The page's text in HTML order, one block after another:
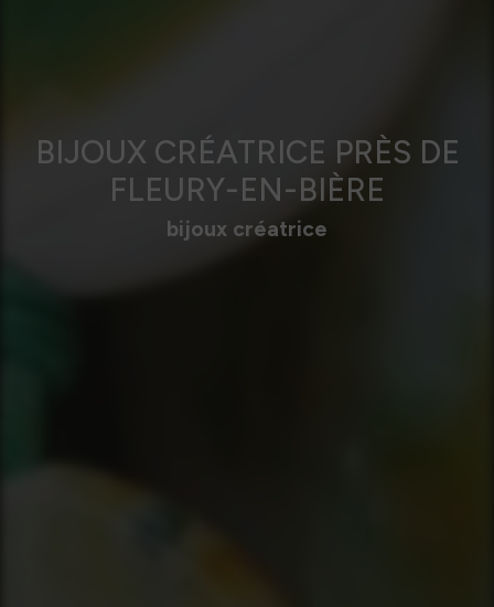
BIJOUX CRÉATRICE PRÈS DE
FLEURY-EN-BIÈRE
bijoux créatrice